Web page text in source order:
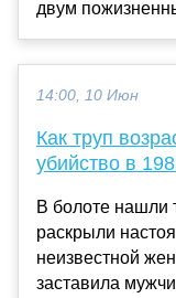
двум
14:00, 10 Июн
Как труп
убийство в
В болоте нашли
раскрыли
неизвестной
заставила